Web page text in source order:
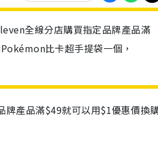
全線分店購買指定品牌產品滿
比卡超手提袋一個，
牌產品滿$49就可以用$1優惠價換